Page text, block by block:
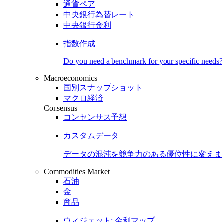
通貨ペア
中央銀行為替レート
中央銀行金利
指数作成
Do you need a benchmark for your specific needs?
Macroeconomics
国別スナップショット
マクロ経済
Consensus
コンセンサス予想
カスタムデータ
データの混沌を競争力のある優位性に変え
Commodities Market
石油
金
商品
ウィジェット: 金利マップ